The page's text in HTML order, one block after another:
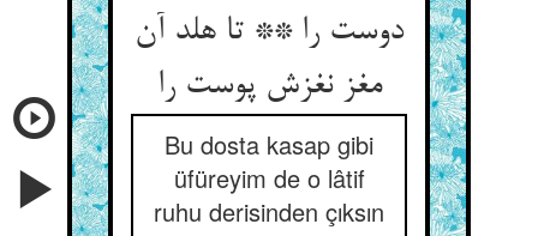
دوست را ** تا هلد آن
مغز نغزش پوست را
Bu dosta kasap gibi
üfüreyim de o lâtif
ruhu derisinden çıksın